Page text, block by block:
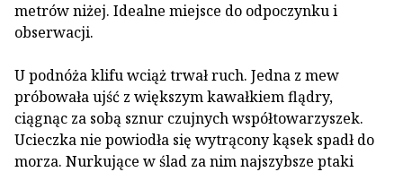
metrów niżej. Idealne miejsce do odpoczynku i
obserwacji.
U podnóża klifu wciąż trwał ruch. Jedna z mew
próbowała ujść z większym kawałkiem flądry,
ciągnąc za sobą sznur czujnych współtowarzyszek.
Ucieczka nie powiodła się ­wytrącony kąsek spadł do
morza. Nurkujące w ślad za nim najszybsze ptaki